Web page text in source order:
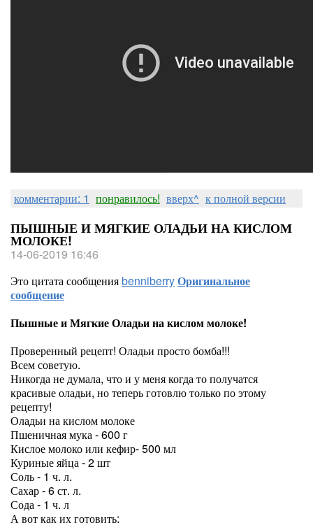
комментарии: 1 понравилось! вверх^ к полной версии
ПЫШНЫЕ И МЯГКИЕ ОЛАДЬИ НА КИСЛОМ
МОЛОКЕ!
14-06-2019 16:46
Это цитата сообщенияbenniberryОригинальное
сообщение
Пышные и Мягкие Оладьи на кислом молоке!
Проверенный рецепт! Оладьи просто бомба!!!
Всем советую.
Никогда не думала, что и у меня когда то получатся
красивые оладьи, но теперь готовлю только по этому
рецепту!
Оладьи на кислом молоке
Пшеничная мука - 600 г
Кислое молоко или кефир- 500 мл
Куриные яйца - 2 шт
Соль - 1 ч. л.
Сахар - 6 ст. л.
Сода - 1 ч. л
А вот как их готовить: